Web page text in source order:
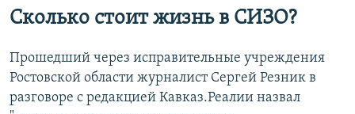
Сколько стоит жизнь в СИЗО?
Прошедший через исправительные учреждения
Ростовской области журналист Сергей Резник в
разговоре с редакцией Кавказ.Реалии назвал